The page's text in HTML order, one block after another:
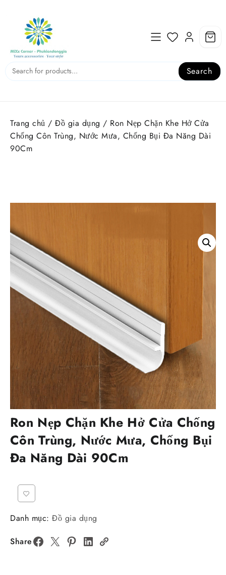
content
Search
Trang chủ / Đồ gia dụng / Ron Nẹp Chặn Khe Hở Cửa
Chống Côn Trùng, Nước Mưa, Chống Bụi Đa Năng Dài
90Cm
Ron Nẹp Chặn Khe Hở Cửa Chống
Côn Trùng, Nước Mưa, Chống Bụi
Đa Năng Dài 90Cm
Danh mục: Đồ gia dụng
Share